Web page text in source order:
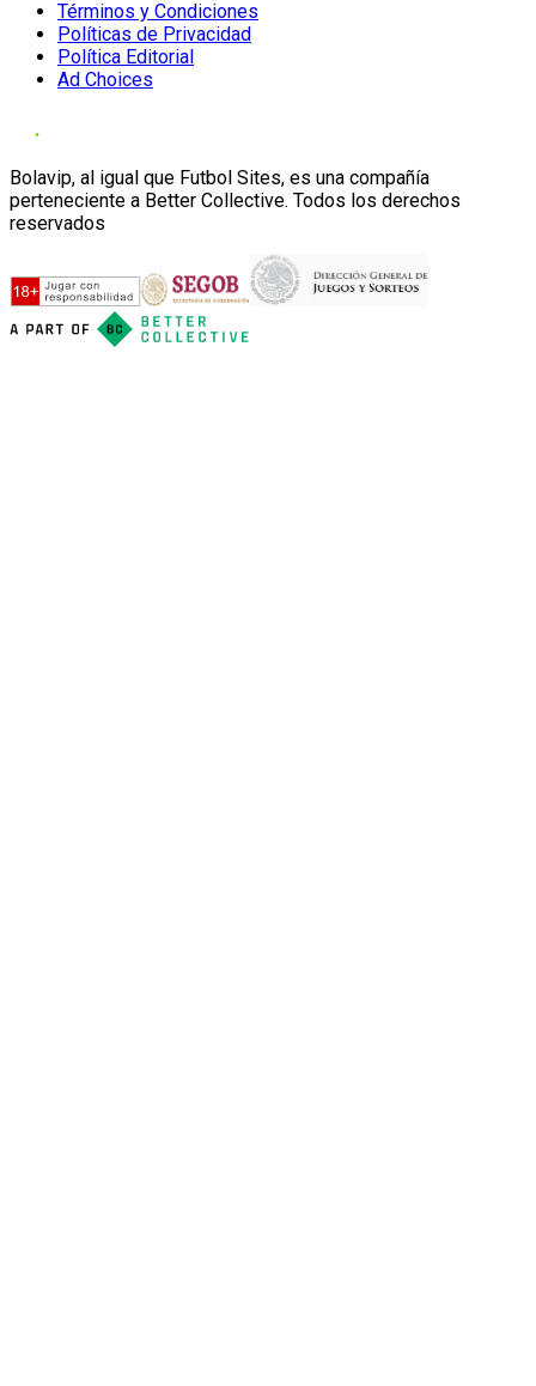
Términos y Condiciones
Políticas de Privacidad
Política Editorial
Ad Choices
Bolavip, al igual que Futbol Sites, es una compañía
perteneciente a Better Collective. Todos los derechos
reservados